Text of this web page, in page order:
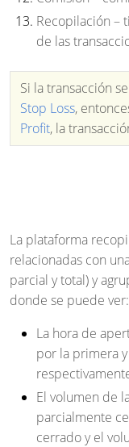
Recopilación –
de las
Si la transacción
Stop Loss,
Profit, la
La plataforma
relacionadas con
parcial y total) y
donde se puede ver:
La hora de
por la primera
El volumen de
parcialmente
cerrado y el